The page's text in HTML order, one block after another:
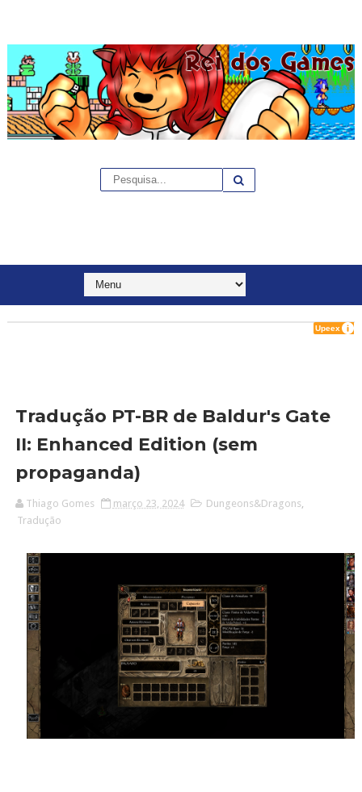
Tradução PT-BR de Baldur's Gate
II: Enhanced Edition (sem
propaganda)
Thiago Gomes março 23, 2024 Dungeons&Dragons
Tradução